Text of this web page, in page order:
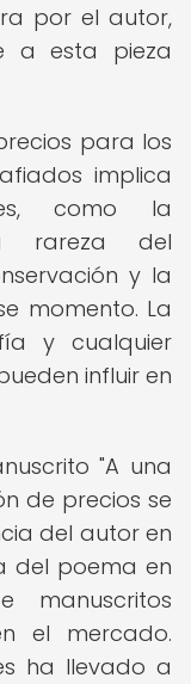
por el autor,
a esta pieza
para los
implica
como la
rareza del
y la
momento. La
y cualquier
influir en
"A una
de precios se
del autor en
del poema en
manuscritos
el mercado.
ha llevado a